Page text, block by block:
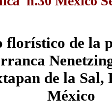
florístico de la
de la Sal,
México